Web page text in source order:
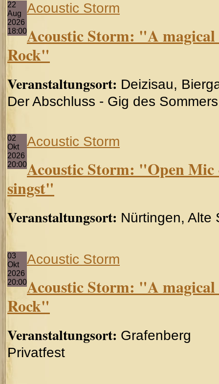
22
Aug
2026
18:00
Acoustic Storm
Acoustic Storm: "A
Rock"
Veranstaltungsort: Deizisau,
Der Abschluss - Gig des
02
Okt
2026
20:00
Acoustic Storm
Acoustic Storm: "Open
singst"
Veranstaltungsort: Nürtingen, Alte
03
Okt
2026
20:00
Acoustic Storm
Acoustic Storm: "A
Rock"
Veranstaltungsort: Grafenberg
Privatfest